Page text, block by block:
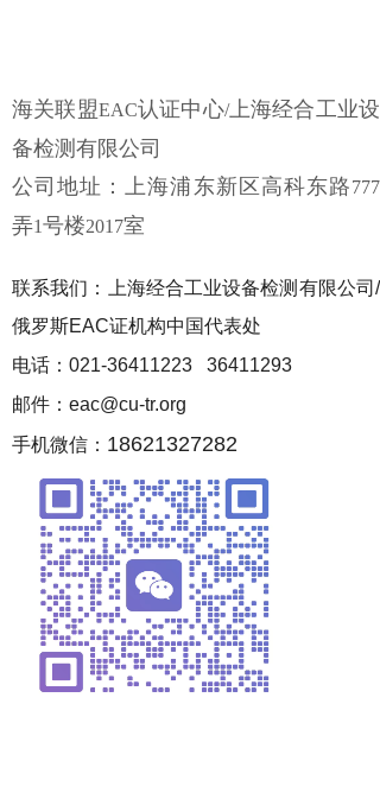
海关联盟EAC认证中心/上海经合工业设
备检测有限公司
公司地址：上海浦东新区高科东路777
弄1号楼2017室
联系我们：上海经合工业设备检测有限公司/
俄罗斯EAC证机构中国代表处
电话：021-36411223 36411293
邮件：eac@cu-tr.org
手机微信： 18621327282